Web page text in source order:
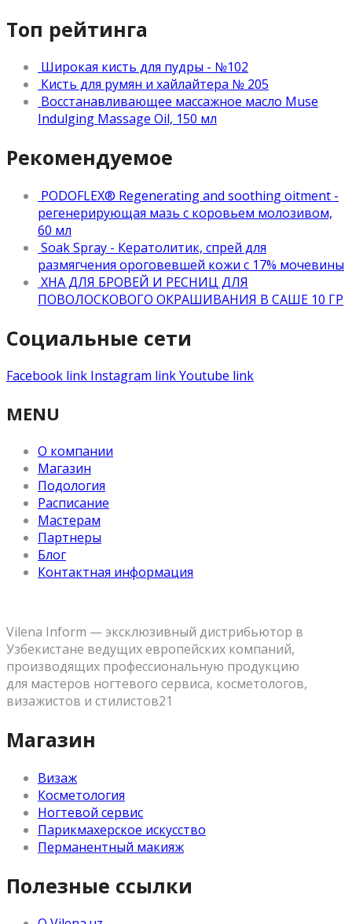
Топ рейтинга
Широкая кисть для пудры - №102
Кисть для румян и хайлайтера № 205
Восстанавливающее массажное масло Muse
Indulging Massage Oil, 150 мл
Рекомендуемое
PODOFLEX® Regenerating and soothing oitment -
регенерирующая мазь с коровьем молозивом,
60 мл
Soak Spray - Кератолитик, спрей для
размягчения ороговевшей кожи с 17% мочевины
ХНА ДЛЯ БРОВЕЙ И РЕСНИЦ ДЛЯ
ПОВОЛОСКОВОГО ОКРАШИВАНИЯ В САШЕ 10 ГР
Социальные сети
Facebook link Instagram linkYoutube link
MENU
О компании
Магазин
Подология
Расписание
Мастерам
Партнеры
Блог
Контактная информация
Vilena Inform — эксклюзивный дистрибьютор в
Узбекистане ведущих европейских компаний,
производящих профессиональную продукцию
для мастеров ногтевого сервиса, косметологов,
визажистов и стилистов21
Магазин
Визаж
Косметология
Ногтевой сервис
Парикмахерское искусство
Перманентный макияж
Полезные ссылки